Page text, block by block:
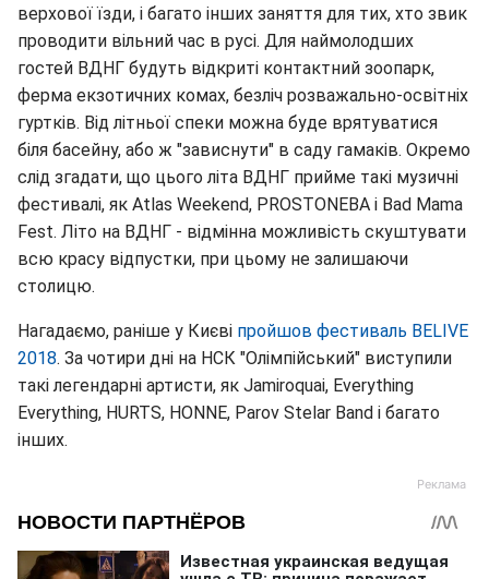
верхової їзди, і багато інших заняття для тих, хто звик
проводити вільний час в русі. Для наймолодших
гостей ВДНГ будуть відкриті контактний зоопарк,
ферма екзотичних комах, безліч розважально-освітніх
гуртків. Від літньої спеки можна буде врятуватися
біля басейну, або ж "зависнути" в саду гамаків. Окремо
слід згадати, що цього літа ВДНГ прийме такі музичні
фестивалі, як Atlas Weekend, PROSTONEBA і Bad Mama
Fest. Літо на ВДНГ - відмінна можливість скуштувати
всю красу відпустки, при цьому не залишаючи
столицю.
Нагадаємо, раніше у Києві пройшов фестиваль BELIVE
2018. За чотири дні на НСК "Олімпійський" виступили
такі легендарні артисти, як Jamiroquai, Everything
Everything, HURTS, HONNE, Parov Stelar Band і багато
інших.